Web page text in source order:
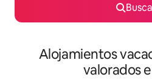
Alojamientos
valorados